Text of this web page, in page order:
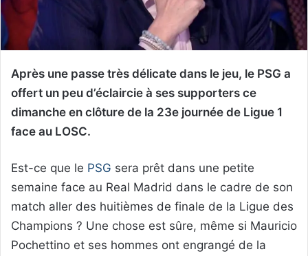
Après une passe très délicate dans le jeu, le PSG a
offert un peu d’éclaircie à ses supporters ce
dimanche en clôture de la 23e journée de Ligue 1
face au LOSC.
Est-ce que le PSG sera prêt dans une petite
semaine face au Real Madrid dans le cadre de son
match aller des huitièmes de finale de la Ligue des
Champions ? Une chose est sûre, même si Mauricio
Pochettino et ses hommes ont engrangé de la